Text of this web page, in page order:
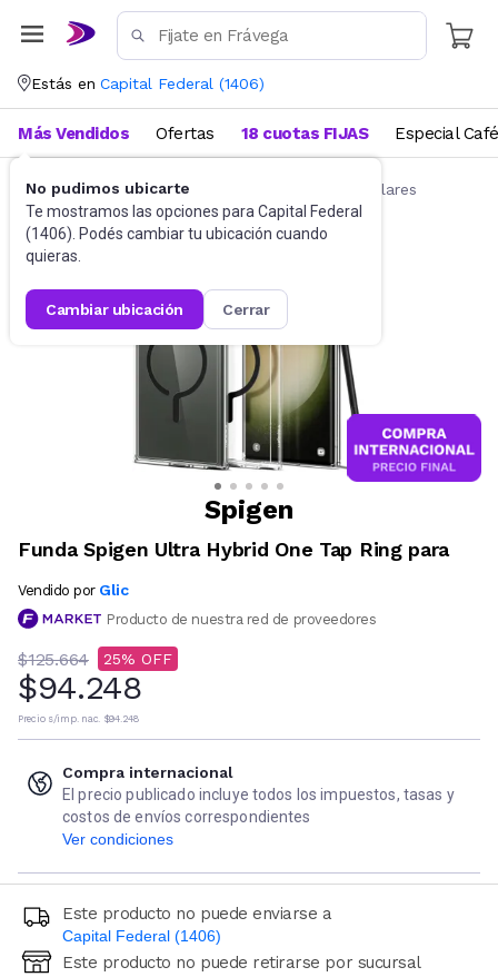
Estás en Capital Federal (1406)
No pudimos ubicarte
Te mostramos las opciones para Capital Federal
(1406). Podés cambiar tu ubicación cuando
quieras.
cambiar ubicación cerrar
Más Vendidos Ofertas 18 cuotas FIJAS Especial Café
Accesorios para Celulares Fundas para celulares
Spigen
Funda Spigen Ultra Hybrid One Tap Ring para
Vendido por Glic
Producto de nuestra red de proveedores
$125.664 25
$94.248
Precio s/imp. nac. $94.248
Compra internacional
El precio publicado incluye todos los impuestos, tasas y
costos de envíos correspondientes
Ver condiciones
Este producto no puede enviarse a
Capital Federal (1406)
Ingresá código postal (sólo números)
Este producto no puede retirarse por sucursal